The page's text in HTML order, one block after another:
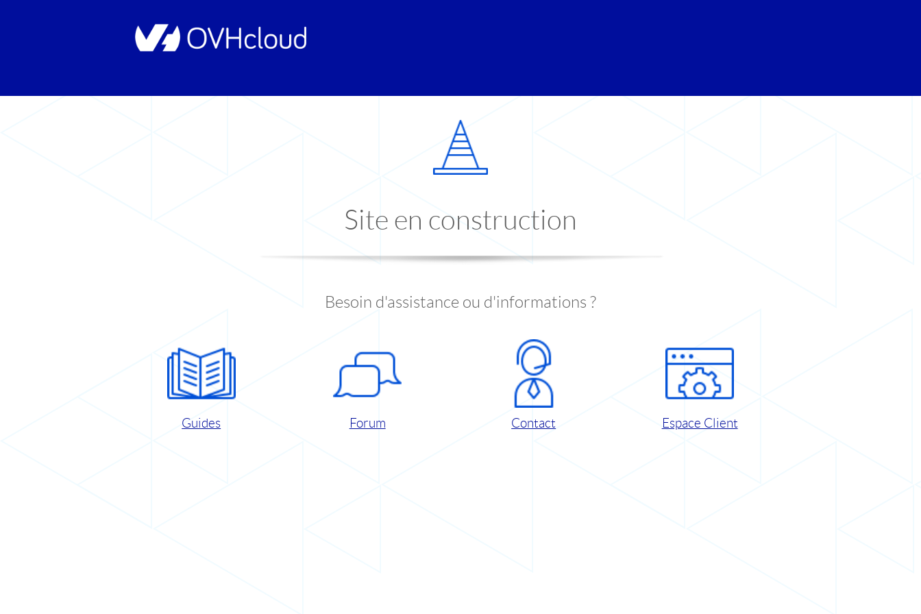
Site en construction
Besoin d'assistance ou d'informations ?
Guides Forum Contact Espace Client